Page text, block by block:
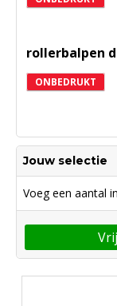
rollerbalpen
ONBEDRUKT
Jouw selectie
Voeg een aantal